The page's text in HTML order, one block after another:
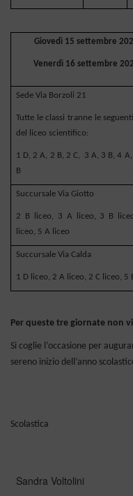
Giovedì 15 settembre
Venerdì 16 settembre
Sede Via Borzoli 21
Tutte le classi tranne le
del liceo scientifico:
1 D, 2 A, 2 B, 2 C,
3 A, 3 B, 4
B
Succursale Via Giotto
2 B liceo, 3 A liceo, 3 B
liceo, 5 A liceo
Succursale Via Calda
1 D liceo, 2 A liceo, 2 C liceo, 5
Per queste tre giornate non
Si coglie l’occasione per
sereno inizio dell’anno
Scolastica
Sandra Voltolini